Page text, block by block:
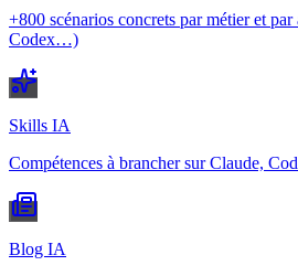
+800 scénarios concrets par métier et
Codex…)
Skills IA
Compétences à brancher sur Claude,
Blog IA